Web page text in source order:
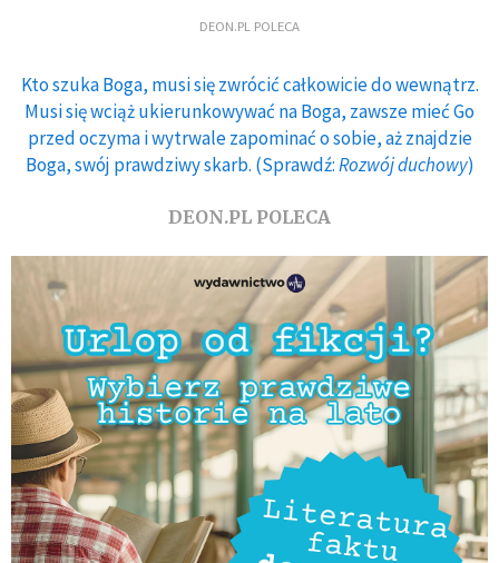
DEON.PL POLECA
Kto szuka Boga, musi się zwrócić całkowicie do wewnątrz.
Musi się wciąż ukierunkowywać na Boga, zawsze mieć Go
przed oczyma i wytrwale zapominać o sobie, aż znajdzie
Boga, swój prawdziwy skarb. (Sprawdź:Rozwój duchowy)
DEON.PL POLECA